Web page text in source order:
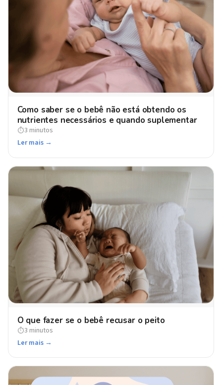
Como saber se o bebê não está obtendo os
nutrientes necessários e quando suplementar
⏱3 minutos
Ler mais →
O que fazer se o bebê recusar o peito
⏱3 minutos
Ler mais →